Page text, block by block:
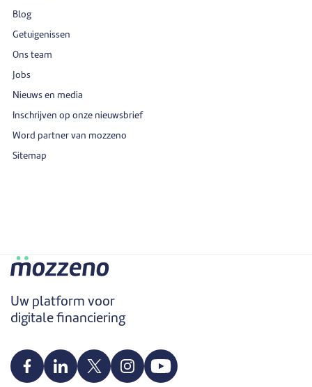
Blog
Getuigenissen
Ons team
Jobs
Nieuws en media
Inschrijven op onze nieuwsbrief
Word partner van mozzeno
Sitemap
Uw platform voor
digitale financiering